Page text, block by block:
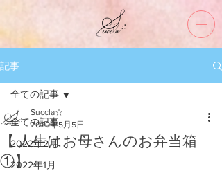
記事
全ての記事
2022年2月
2022年1月
全ての記事
【 人生はお母さんのお弁当箱
①】
Succla☆
2020年5月5日